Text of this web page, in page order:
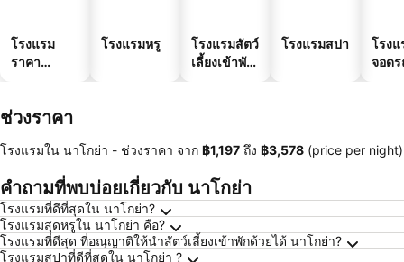
โรงแรม
ราคา
โรงแรมหรู
โรงแรมสัตว์
เลี้ยงเข้าพัก
โรงแรมสปา
โรง
จอดร
ช่วงราคา
โรงแรมใน นาโกย่า - ช่วงราคา จาก ‎฿1,197 ถึง ‎฿3,578 (price per night)
คำถามที่พบบ่อยเกี่ยวกับ นาโกย่า
โรงแรมที่ดีที่สุดใน นาโกย่า?
โรงแรมสุดหรูใน นาโกย่า คือ?
โรงแรมที่ดีสุด ที่อณุญาติให้นำสัตว์เลี้ยงเข้าพักด้วยได้ นาโกย่า?
โรงแรมสปาที่ดีที่สุดใน นาโกย่า ?